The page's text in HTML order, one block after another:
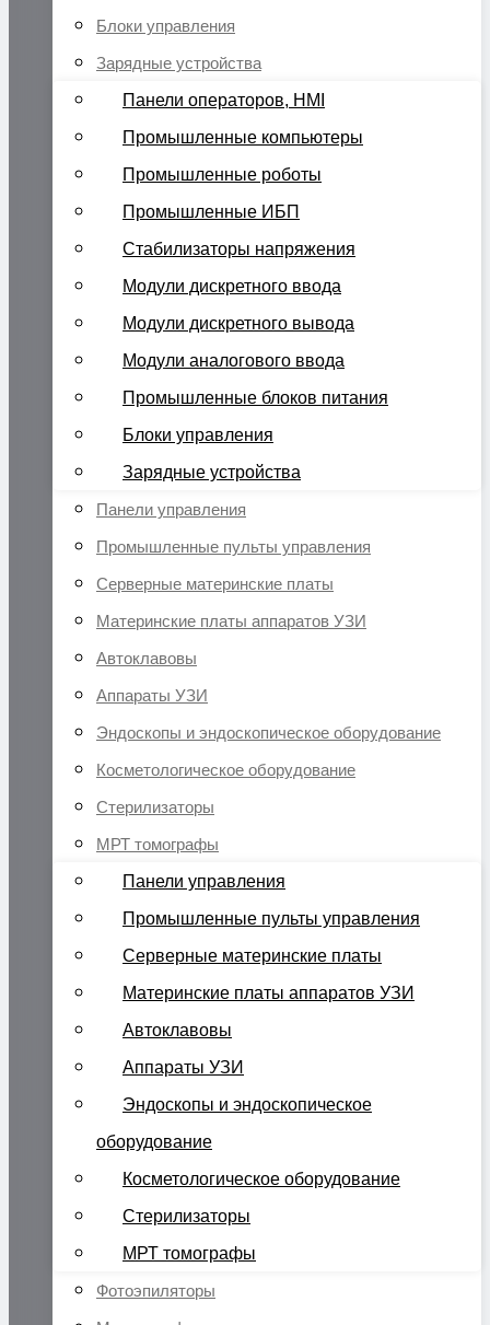
Блоки управления
Зарядные устройства
Панели операторов, HMI
Промышленные компьютеры
Промышленные роботы
Промышленные ИБП
Стабилизаторы напряжения
Модули дискретного ввода
Модули дискретного вывода
Модули аналогового ввода
Промышленные блоков питания
Блоки управления
Зарядные устройства
Панели управления
Промышленные пульты управления
Серверные материнские платы
Материнские платы аппаратов УЗИ
Автоклавовы
Аппараты УЗИ
Эндоскопы и эндоскопическое оборудование
Косметологическое оборудование
Стерилизаторы
МРТ томографы
Панели управления
Промышленные пульты управления
Серверные материнские платы
Материнские платы аппаратов УЗИ
Автоклавовы
Аппараты УЗИ
Эндоскопы и эндоскопическое
оборудование
Косметологическое оборудование
Стерилизаторы
МРТ томографы
Фотоэпиляторы